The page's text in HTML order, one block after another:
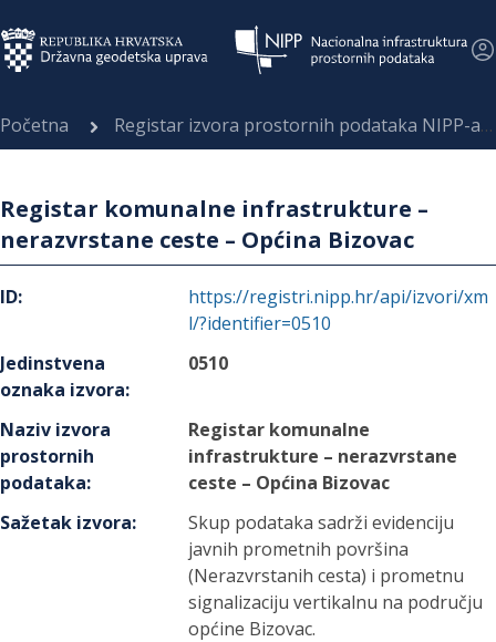
Početna Registar izvora prostornih podataka NIPP-a
Registar komunalne infrastrukture –
nerazvrstane ceste – Općina Bizovac
ID:
https://registri.nipp.hr/api/izvori/xm
l/?identifier=0510
Jedinstvena
oznaka izvora:
0510
Naziv izvora
prostornih
podataka:
Registar komunalne
infrastrukture – nerazvrstane
ceste – Općina Bizovac
Sažetak izvora:
Skup podataka sadrži evidenciju
javnih prometnih površina
(Nerazvrstanih cesta) i prometnu
signalizaciju vertikalnu na području
općine Bizovac.